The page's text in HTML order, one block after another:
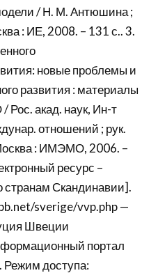
/ Н. М. Антюшина ;
: ИЕ, 2008. – 131 с.. 3.
новые проблемы и
развития : материалы
акад. наук, Ин-т
отношений ; рук.
: ИМЭМО, 2006. –
ресурс –
странам Скандинавии].
sverige/vvp.php —
Швеции
портал
Режим доступа: